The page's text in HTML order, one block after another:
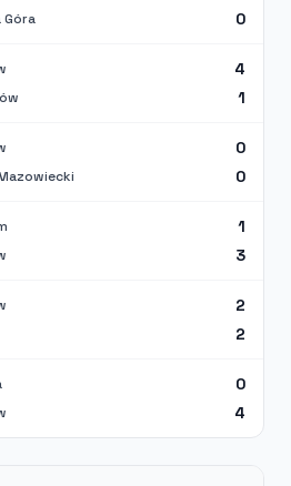
Góra 0
4
1
0
0
1
3
2
2
0
4